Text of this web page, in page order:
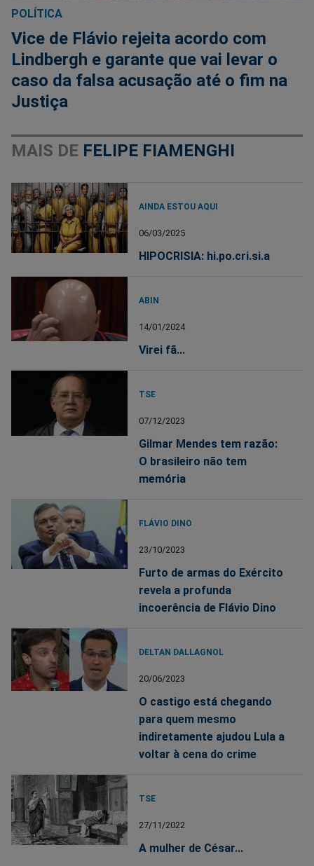
POLÍTICA
Vice de Flávio rejeita acordo com
Lindbergh e garante que vai levar o
caso da falsa acusação até o fim na
Justiça
MAIS DE FELIPE FIAMENGHI
AINDA ESTOU AQUI
06/03/2025
HIPOCRISIA: hi.po.cri.si.a
ABIN
14/01/2024
Virei fã...
TSE
07/12/2023
Gilmar Mendes tem razão:
O brasileiro não tem
memória
FLÁVIO DINO
23/10/2023
Furto de armas do Exército
revela a profunda
incoerência de Flávio Dino
DELTAN DALLAGNOL
20/06/2023
O castigo está chegando
para quem mesmo
indiretamente ajudou Lula a
voltar à cena do crime
TSE
27/11/2022
A mulher de César...